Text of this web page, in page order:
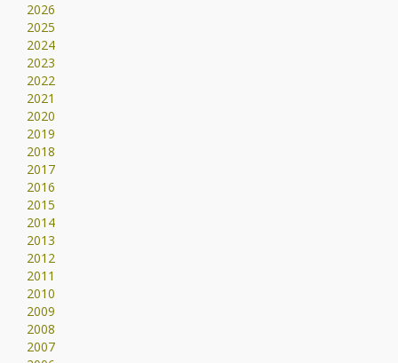
2026
2025
2024
2023
2022
2021
2020
2019
2018
2017
2016
2015
2014
2013
2012
2011
2010
2009
2008
2007